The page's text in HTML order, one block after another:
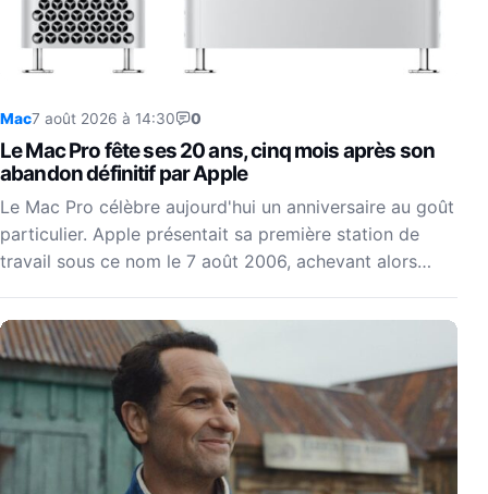
Mac7 août 2026 à 14:30 0
Le Mac Pro fête ses 20 ans, cinq mois après son
abandon définitif par Apple
Le Mac Pro célèbre aujourd'hui un anniversaire au goût
particulier. Apple présentait sa première station de
travail sous ce nom le 7 août 2006, achevant alors…